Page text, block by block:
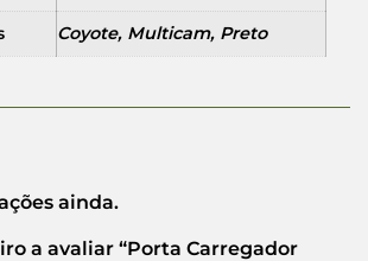
Coyote, Multicam, Preto
ainda.
a avaliar “Porta Carregador